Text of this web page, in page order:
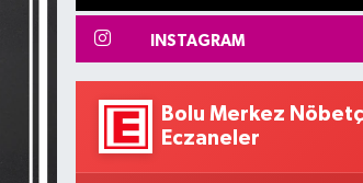
INSTAGRAM
Bolu Merkez
Eczaneler